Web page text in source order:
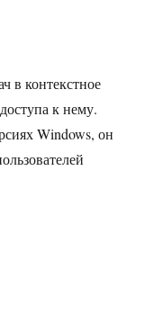
в контекстное
к нему.
Windows, он